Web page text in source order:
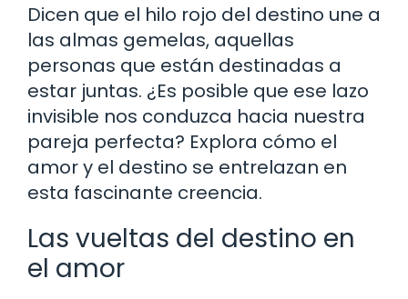
Dicen que el hilo rojo del destino une a
las almas gemelas, aquellas
personas que están destinadas a
estar juntas. ¿Es posible que ese lazo
invisible nos conduzca hacia nuestra
pareja perfecta? Explora cómo el
amor y el destino se entrelazan en
esta fascinante creencia.
Las vueltas del destino en
el amor